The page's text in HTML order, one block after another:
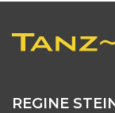
REGINE